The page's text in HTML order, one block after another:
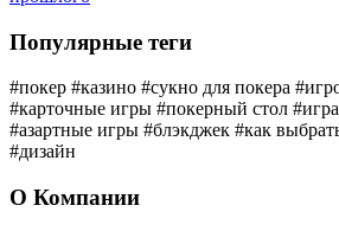
Популярные теги
#покер #казино #сукно для покера
#карточные игры #покерный стол
#азартные игры #блэкджек #как
#дизайн
О Компании